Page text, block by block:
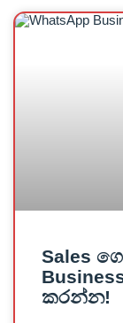
Sales
කරන්න!